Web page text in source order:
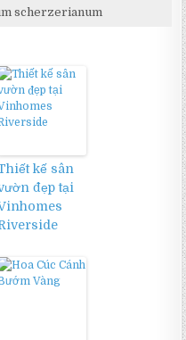
scherzerianum
kế sân
đẹp tại